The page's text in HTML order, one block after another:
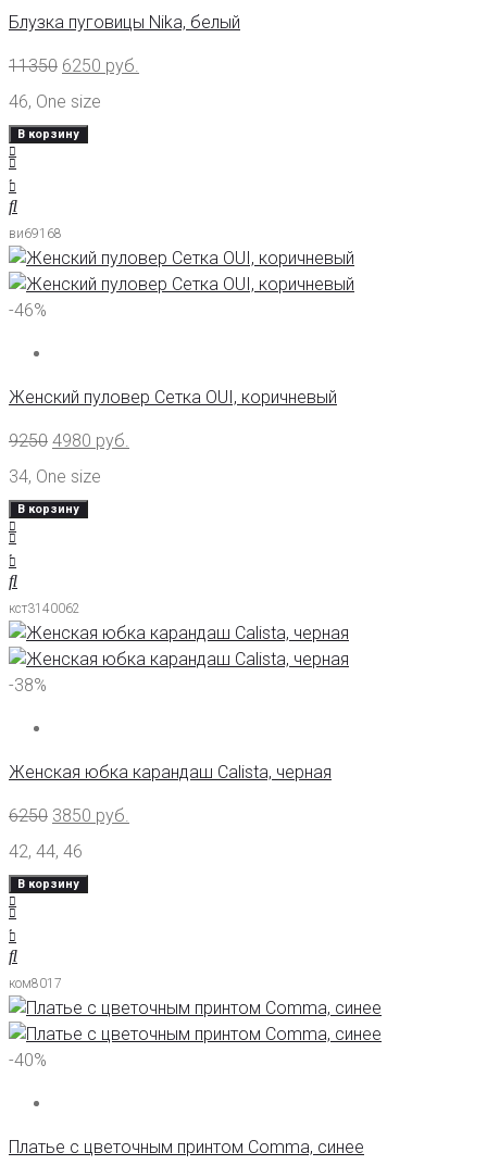
Блузка пуговицы Nika, белый
11350 6250 руб.
46, One size
В корзину
ви69168
-46%
Женский пуловер Сетка OUI, коричневый
9250 4980 руб.
34, One size
В корзину
кст3140062
-38%
Женская юбка карандаш Calista, черная
6250 3850 руб.
42, 44, 46
В корзину
ком8017
-40%
Платье с цветочным принтом Comma, синее